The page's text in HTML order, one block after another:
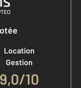
Location
Gestion
9,0/10